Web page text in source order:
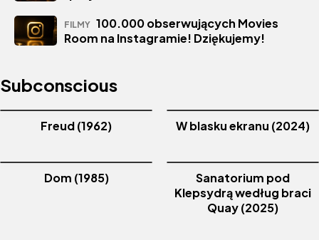
FILMY 100.000 obserwujących Movies
Room na Instagramie! Dziękujemy!
Subconscious
Freud (1962) W blasku ekranu (2024)
Dom (1985)
Sanatorium pod
Klepsydrą według braci
Quay (2025)